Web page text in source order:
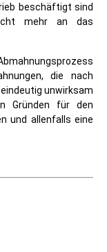
beschäftigt sind
mehr an das
die nach
unwirksam
Gründen für den
und allenfalls eine